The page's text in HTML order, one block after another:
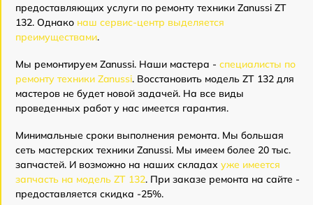
предоставляющих услуги по ремонту техники Zanussi ZT
132. Однако наш сервис-центр выделяется
преимуществами.
Мы ремонтируем Zanussi. Наши мастера - специалисты по
ремонту техники Zanussi. Восстановить модель ZT 132 для
мастеров не будет новой задачей. На все виды
проведенных работ у нас имеется гарантия.
Минимальные сроки выполнения ремонта. Мы большая
сеть мастерских техники Zanussi. Мы имеем более 20 тыс.
запчастей. И возможно на наших складах уже имеется
запчасть на модель ZT 132. При заказе ремонта на сайте -
предоставляется скидка -25%.